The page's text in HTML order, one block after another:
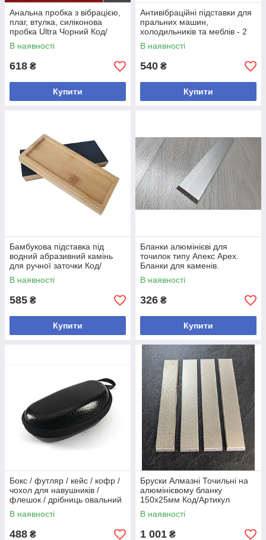
Анальна пробка з вібрацією,
плаг, втулка, силіконова
пробка Ultra Чорний Код/
Артикул 91567
В наявності
618 ₴
Купити
Антивібраційні підставки для
пральних машин,
холодильників та меблів - 2
шт. Код/Артикул
В наявності
540 ₴
Купити
Бамбукова підставка під
водний абразивний камінь
для ручної заточки Код/
Артикул
В наявності
585 ₴
Купити
Бланки алюмінієві для
точилок типу Апекс Apex.
Бланки для каменів.
Стругачка. Заточення. Ніж - 5
шт. Код/Артикул
В наявності
326 ₴
Купити
Бокс / футляр / кейс / кофр /
чохол для навушників /
флешок / дрібниць овальний
жорсткий (EVA) на блискавці -
5 шт. Код/Артикул
В наявності
488 ₴
Бруски Алмазнi Точильні на
алюмінієвому бланку
150х25мм Код/Артикул
В наявності
1 001 ₴